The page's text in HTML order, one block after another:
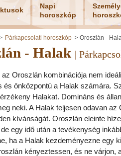
Napi
horoszkóp
Párkapcsolati horoszkóp Oroszlán -
- Halak |
az Oroszlán kombinációja nem
és önközpontú a Halak számára.
Halakat. Domináns és
neki. A Halak teljesen odavan
kívánságát. Oroszlán eleinte
egy idő után a tevékenység
ha a Halak kezdeményezne egy
kényeztessen, és ne várjon,